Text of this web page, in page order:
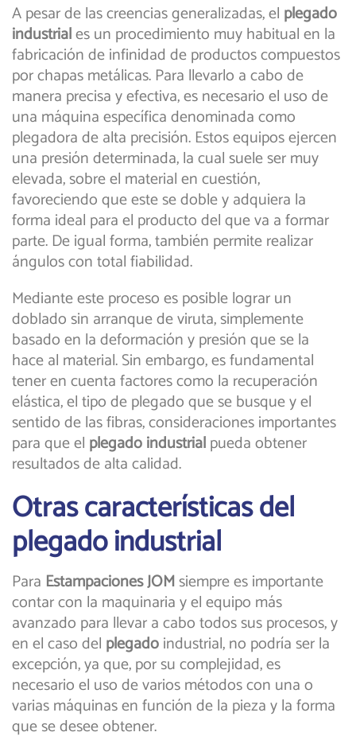
A pesar de las creencias generalizadas, el plegado
industriales un procedimiento muy habitual en la
fabricación de infinidad de productos compuestos
por chapas metálicas. Para llevarlo a cabo de
manera precisa y efectiva, es necesario el uso de
una máquina específica denominada como
plegadora de alta precisión. Estos equipos ejercen
una presión determinada, la cual suele ser muy
elevada, sobre el material en cuestión,
favoreciendo que este se doble y adquiera la
forma ideal para el producto del que va a formar
parte. De igual forma, también permite realizar
ángulos con total fiabilidad.
Mediante este proceso es posible lograr un
doblado sin arranque de viruta, simplemente
basado en la deformación y presión que se la
hace al material. Sin embargo, es fundamental
tener en cuenta factores como la recuperación
elástica, el tipo de plegado que se busque y el
sentido de las fibras, consideraciones importantes
para que el plegado industrialpueda obtener
resultados de alta calidad.
Otras características del
plegado industrial
Para Estampaciones JOMsiemprees importante
contar con la maquinaria y el equipo más
avanzado para llevar a cabo todos sus procesos, y
en el caso del plegadoindustrial, no podría ser la
excepción, ya que, por su complejidad, es
necesario el uso de varios métodos con una o
varias máquinas en función de la pieza y la forma
que se desee obtener.